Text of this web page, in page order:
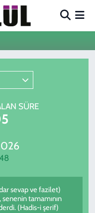
SÜRE
sevap ve fazilet)
tamamının
(Hadis-i şerif)